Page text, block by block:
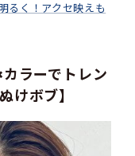
るく！アクセ映えも
ラーでトレン
けボブ】